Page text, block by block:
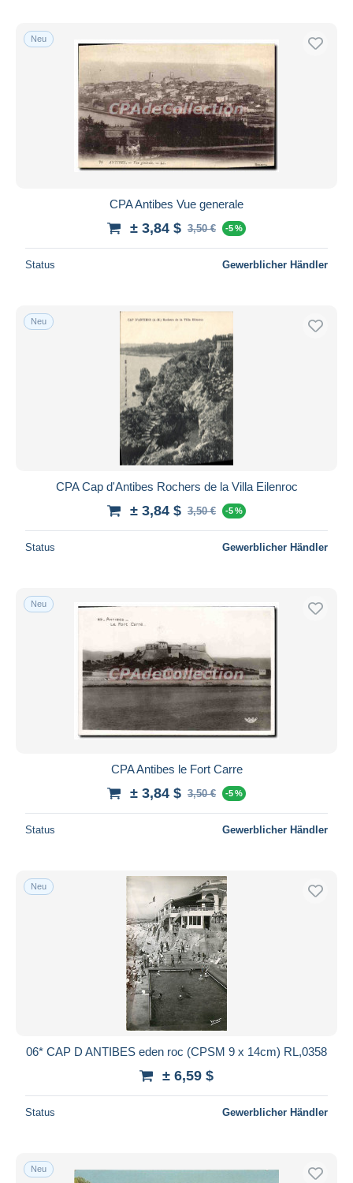
Neu
CPA Antibes Vue generale
± 3,84 $ 3,50 € -5 %
Status Gewerblicher Händler
Neu
CPA Cap d'Antibes Rochers de la Villa Eilenroc
± 3,84 $ 3,50 € -5 %
Status Gewerblicher Händler
Neu
CPA Antibes le Fort Carre
± 3,84 $ 3,50 € -5 %
Status Gewerblicher Händler
Neu
06* CAP D ANTIBES eden roc (CPSM 9 x 14cm) RL,0358
± 6,59 $
Status Gewerblicher Händler
Neu